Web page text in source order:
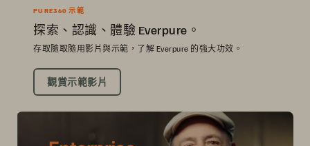
PURE360 示範
探索、認識、體驗 Everpure。
存取隨取隨用影片與示範，了解 Everpure 的強大功效。
觀賞示範影片